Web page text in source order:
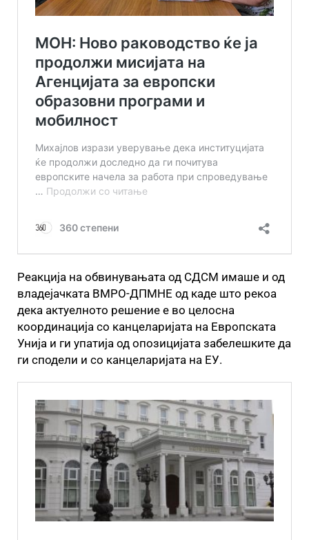
Реакција на обвинувањата од СДСМ имаше и од
владејачката ВМРО-ДПМНЕ од каде што рекоа
дека актуелното решение е во целосна
координација со канцеларијата на Европската
Унија и ги упатија од опозицијата забелешките да
ги сподели и со канцеларијата на ЕУ.